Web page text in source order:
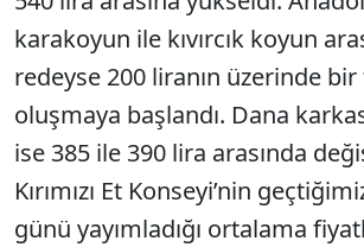
karakoyun ile kıvırcık koyun
redeyse 200 liranın üzerinde bir
oluşmaya baş­landı. Dana
ise 385 ile 390 lira arasın­da
Kırımı­zı Et Konseyi’nin
günü yayımladığı ortalama